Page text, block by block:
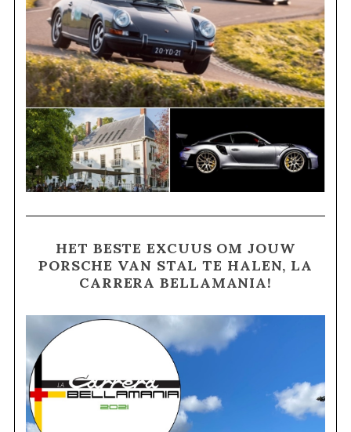
HET BESTE EXCUUS OM JOUW
PORSCHE VAN STAL TE HALEN, LA
CARRERA BELLAMANIA!